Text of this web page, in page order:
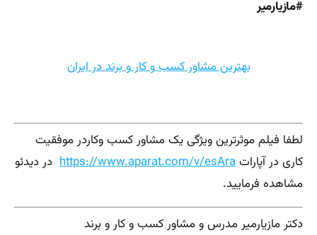
#مازیارمیر
بهترین مشاور کسب و کار و برند در ایران
لطفا فیلم موثرترین ویژگی یک مشاور کسب وکاردر موفقیت
کاری در آپاراتhttps://www.aparat.com/v/esAra در دیدئو
مشاهده فرمایید.
دکتر مازیارمیر مدرس و مشاور کسب و کار و برند